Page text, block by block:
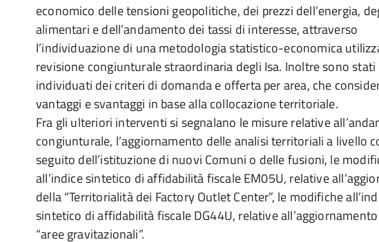
economico delle tensioni geopolitiche, dei prezzi dell’energia,
alimentari e dell’andamento dei tassi di interesse, attraverso
l’individuazione di una metodologia statistico-economica
revisione congiunturale straordinaria degli Isa. Inoltre sono stati
individuati dei criteri di domanda e offerta per area, che
vantaggi e svantaggi in base alla collocazione territoriale.
Fra gli ulteriori interventi si segnalano le misure relative
congiunturale, l’aggiornamento delle analisi territoriali a livello
seguito dell’istituzione di nuovi Comuni o delle fusioni, le
all’indice sintetico di affidabilità fiscale EM05U, relative
della “Territorialità dei Factory Outlet Center”, le modifiche
sintetico di affidabilità fiscale DG44U, relative
“aree gravitazionali”.